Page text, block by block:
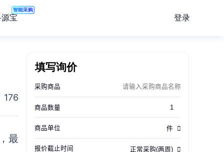
宝
智能采购
登录
176
最
填写询价